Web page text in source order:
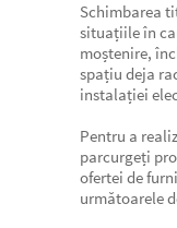
Schimbarea
situațiile în
moștenire,
spațiu deja
instalației
Pentru a
parcurgeți
ofertei de
următoarele